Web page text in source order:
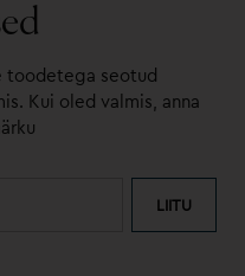
toodetega seotud
Kui oled valmis, anna
LIITU